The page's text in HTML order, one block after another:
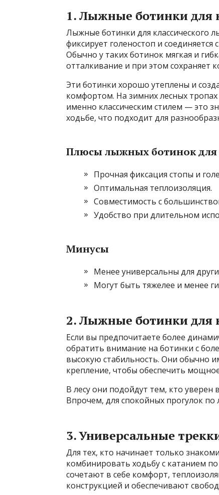
1. Лыжные ботинки для
Лыжные ботинки для классического
фиксирует голеностоп и
Обычно у таких ботинок мягкая и
отталкивание и при этом сохраняет
Эти ботинки хорошо утеплены и
комфортом. На зимних лесных
именно классическим стилем — это
ходьбе, что подходит для
Плюсы лыжных ботинок для
Прочная фиксация стопы и
Оптимальная теплоизоляция.
Совместимость с
Удобство при длительном
Минусы
Менее универсальны для
Могут быть тяжелее и менее
2. Лыжные ботинки для
Если вы предпочитаете более
обратить внимание на ботинки с
высокую стабильность. Они обычно
крепление, чтобы обеспечить
В лесу они подойдут тем, кто уверен
Впрочем, для спокойных прогулок по
3. Универсальные
Для тех, кто начинает только
комбинировать ходьбу с катанием
сочетают в себе комфорт,
конструкцией и обеспечивают